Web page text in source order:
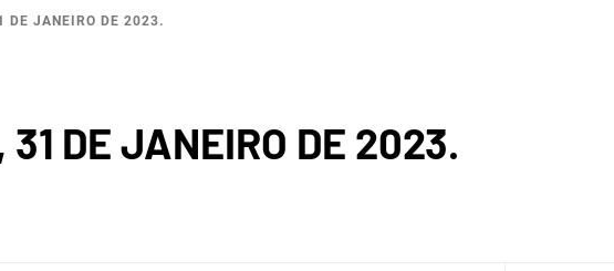
BACIA
DE JANEIRO DE 2023.
31 DE JANEIRO DE 2023.